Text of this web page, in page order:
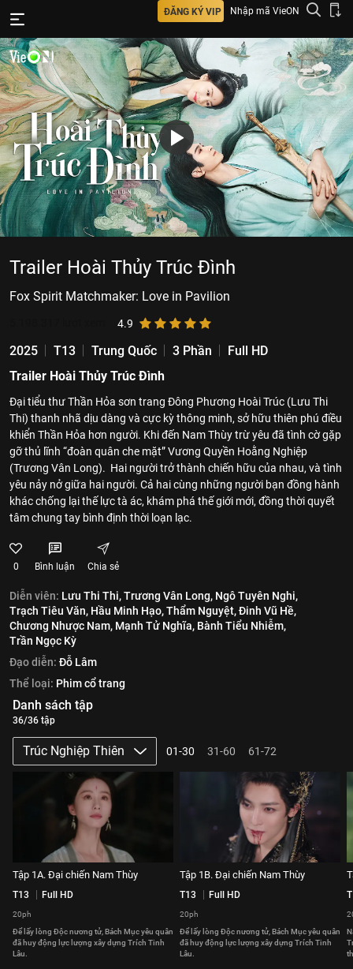
ĐĂNG KÝ VIP Nhập mã VieON
Trailer Hoài Thủy Trúc Đình
Fox Spirit Matchmaker: Love in Pavilion
4.9
2025 T13 Trung Quốc 3 Phần
Full HD
Trailer Hoài Thủy Trúc Đình
Đại tiểu thư Thần Hỏa sơn trang Đông Phương Hoài Trúc (Lưu Thi
Thi) thanh nhã dịu dàng và cực kỳ thông minh, sở hữu thiên phú điều
khiển Thần Hỏa hơn người. Khi đến Nam Thùy trừ yêu đã tình cờ gặp
gỡ thủ lĩnh “đoàn quân che mặt” Vương Quyền Hoằng Nghiệp
(Trương Vân Long). Hai người trở thành chiến hữu của nhau, và tình
yêu nảy nở giữa hai người. Cả hai cùng những người bạn đồng hành
khác chống lại thế lực tà ác, khám phá thế giới mới, đồng thời quyết
tâm chung tay bình định thời loạn lạc.
0 Bình luận Chia sẻ
Diễn viên: Lưu Thi Thi,Trương Vân Long, Ngô Tuyên Nghi,
Trạch Tiêu Văn, Hầu Minh Hạo,Thẩm Nguyệt,Đinh Vũ Hề,
Chương Nhược Nam, Mạnh Tử Nghĩa, Bành Tiểu Nhiễm,
Trần Ngọc Kỳ
Đạo diễn: Đỗ Lâm
Thể loại: Phim cổ trang
Danh sách tập
36/36 tập
Trúc Nghiệp Thiên 01-30 31-60 61-72
Tập 1A. Đại chiến Nam Thùy
T13 Full HD
20ph
Để lấy lòng Độc nương tử, Bách Mục yêu quân
đã huy động lực lượng xây dựng Trích Tinh
Lâu.
Tập 1B. Đại chiến Nam Thùy
T13 Full HD
20ph
Để lấy lòng Độc nương tử, Bách Mục yêu quân
đã huy động lực lượng xây dựng Trích Tinh
Lâu.